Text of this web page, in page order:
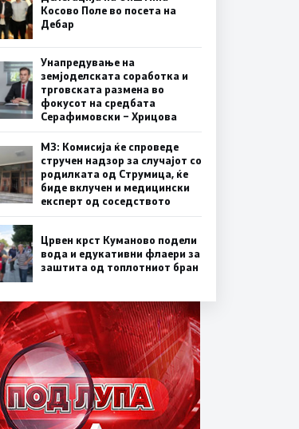
Косово Поле во посета на
Дебар
Унапредување на
земјоделската соработка и
трговската размена во
фокусот на средбата
Серафимовски – Хрицова
МЗ: Комисија ќе спроведе
стручен надзор за случајот со
родилката од Струмица, ќе
биде вклучен и медицински
експерт од соседството
Црвен крст Куманово подели
вода и едукативни флаери за
заштита од топлотниот бран